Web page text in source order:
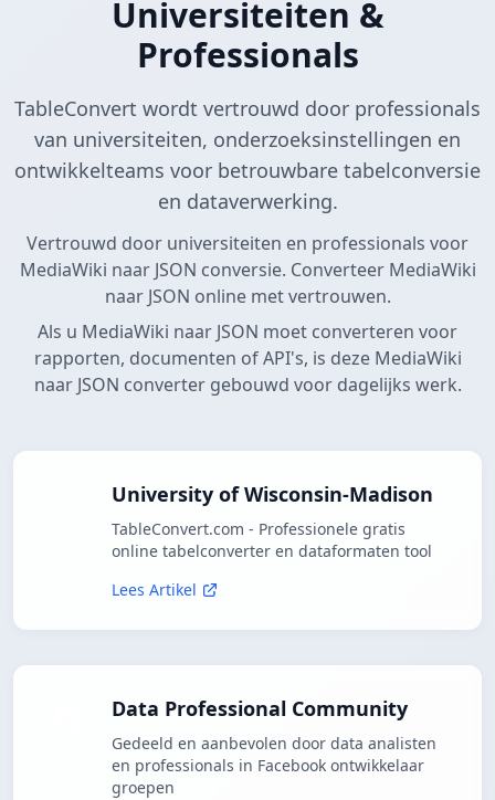
Universiteiten &
Professionals
TableConvert wordt vertrouwd door professionals
van universiteiten, onderzoeksinstellingen en
ontwikkelteams voor betrouwbare tabelconversie
en dataverwerking.
Vertrouwd door universiteiten en professionals voor
MediaWiki naar JSON conversie. Converteer MediaWiki
naar JSON online met vertrouwen.
Als u MediaWiki naar JSON moet converteren voor
rapporten, documenten of API's, is deze MediaWiki
naar JSON converter gebouwd voor dagelijks werk.
University of Wisconsin-Madison
TableConvert.com - Professionele gratis
online tabelconverter en dataformaten tool
Lees Artikel
Data Professional Community
Gedeeld en aanbevolen door data analisten
en professionals in Facebook ontwikkelaar
groepen